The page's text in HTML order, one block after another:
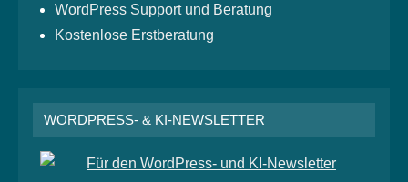
WordPress Support und Beratung
Kostenlose Erstberatung
WORDPRESS- & KI-NEWSLETTER